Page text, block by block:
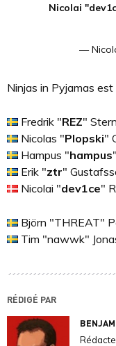
Nicolai
—
Ninjas in Pyjamas
Fredrik "REZ"
Nicolas "Plopski"
Hampus "hampus
Erik "ztr"
Nicolai "dev1ce"
Björn "THREAT"
Tim "nawwk"
RÉDIGÉ PAR